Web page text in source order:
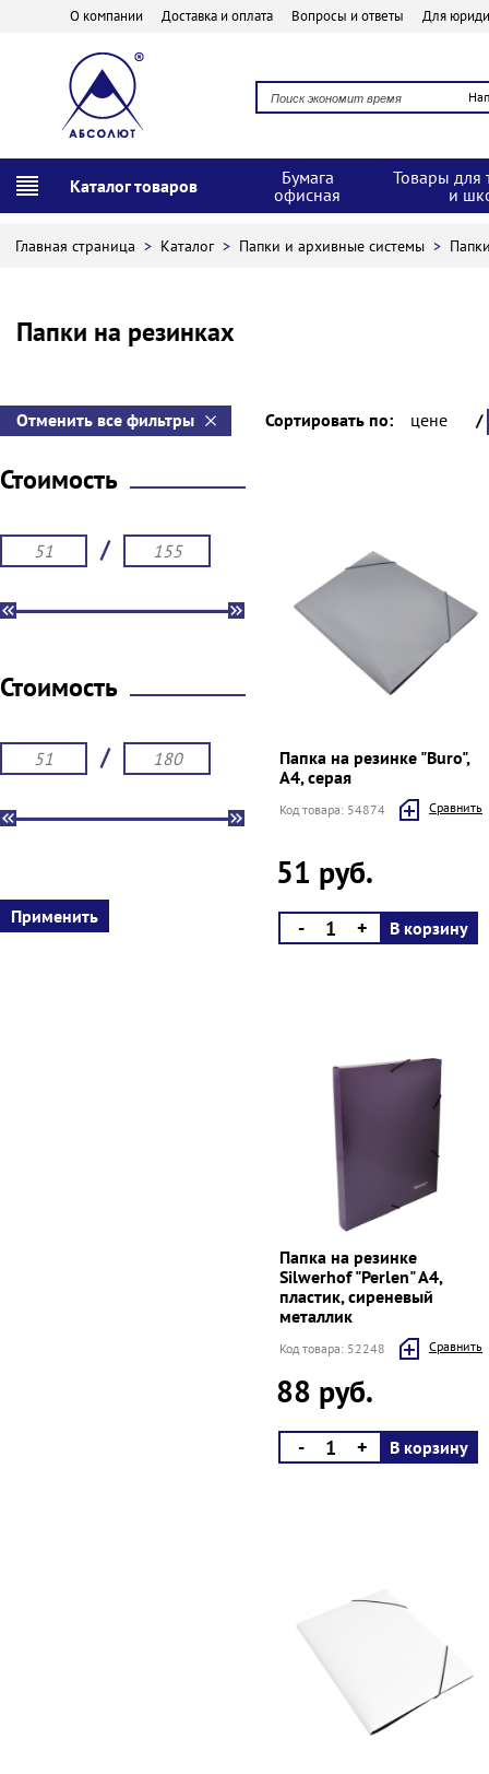
О компании Доставка и оплата Вопросы и ответы Для
Каталог товаров
Бумага
офисная
Товары для
и
Главная страница > Каталог > Папки и архивные системы >
Папки на резинках
Отменить все фильтры Сортировать по: цене /
Стоимость
/
Стоимость
/
Папка на резинке "Buro",
А4, серая
Код товара: 54874 Cравнить
51 руб.
- + В корзину
Папка на резинке
Silwerhof "Perlen" A4,
пластик, сиреневый
металлик
Код товара: 52248 Cравнить
88 руб.
- + В корзину